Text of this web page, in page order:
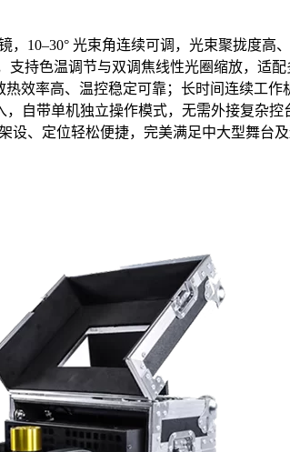
，10–30° 光束角连续可调，光束聚拢度
支持色温调节与双调焦线性光圈缩放，适
效率高、温控稳定可靠；长时间连续工作
，自带单机独立操作模式，无需外接复杂
设、定位轻松便捷，完美满足中大型舞台